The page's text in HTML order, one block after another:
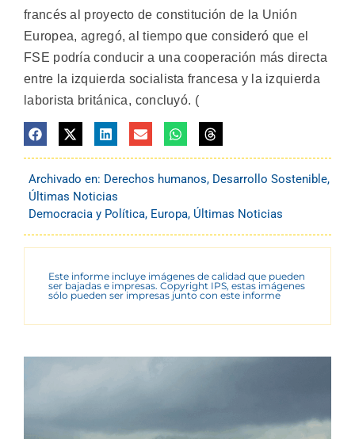
francés al proyecto de constitución de la Unión
Europea, agregó, al tiempo que consideró que el
FSE podría conducir a una cooperación más directa
entre la izquierda socialista francesa y la izquierda
laborista británica, concluyó. (
Archivado en: Derechos humanos, Desarrollo Sostenible,
Últimas Noticias
Democracia y Política, Europa, Últimas Noticias
Este informe incluye imágenes de calidad que pueden
ser bajadas e impresas. Copyright IPS, estas imágenes
sólo pueden ser impresas junto con este informe